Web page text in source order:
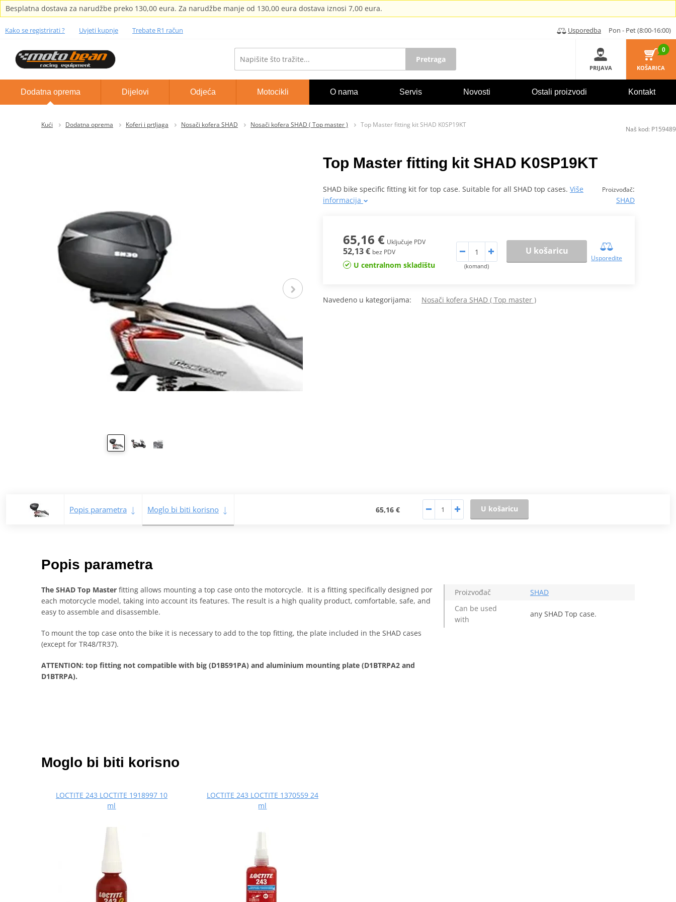
Besplatna dostava za narudžbe preko 130,00 eura. Za narudžbe manje od 130,00 eura dostava iznosi 7,00 eura.
Kako se registrirati ? Uvjeti kupnje Trebate R1 račun Usporedba Pon - Pet (8:00-16:00)
Pretraga
PRIJAVA
0
KOŠARICA
Dodatna oprema Dijelovi Odjeća Motocikli O nama Servis Novosti Ostali proizvodi Kontakt
Kući Dodatna oprema Koferi i prtljaga Nosači kofera SHAD Nosači kofera SHAD ( Top master ) Top Master fitting kit SHAD K0SP19KT
Top Master fitting kit SHAD K0SP19KT
Proizvođač:
SHAD
SHAD bike specific fitting kit for top case. Suitable for all SHAD top cases. Više
informacija
65,16 € Uključuje PDV
52,13 € bez PDV
U centralnom skladištu (komand)
U košaricu
Usporedite
Navedeno u kategorijama: Nosači kofera SHAD ( Top master )
Popis parametra Moglo bi biti korisno 65,16 € U košaricu
Popis parametra
The SHAD Top Master fitting allows mounting a top case onto the motorcycle. It is a fitting specifically designed por
each motorcycle model, taking into account its features. The result is a high quality product, comfortable, safe, and
easy to assemble and disassemble.
To mount the top case onto the bike it is necessary to add to the top fitting, the plate included in the SHAD cases
(except for TR48/TR37).
ATTENTION: top fitting not compatible with big (D1B591PA) and aluminium mounting plate (D1BTRPA2 and
D1BTRPA).
Proizvođač
SHAD
Can be used
with
any SHAD Top case.
Naš kod: P159489
Moglo bi biti korisno
LOCTITE 243 LOCTITE 1918997 10
ml
LOCTITE 243 LOCTITE 1370559 24
ml